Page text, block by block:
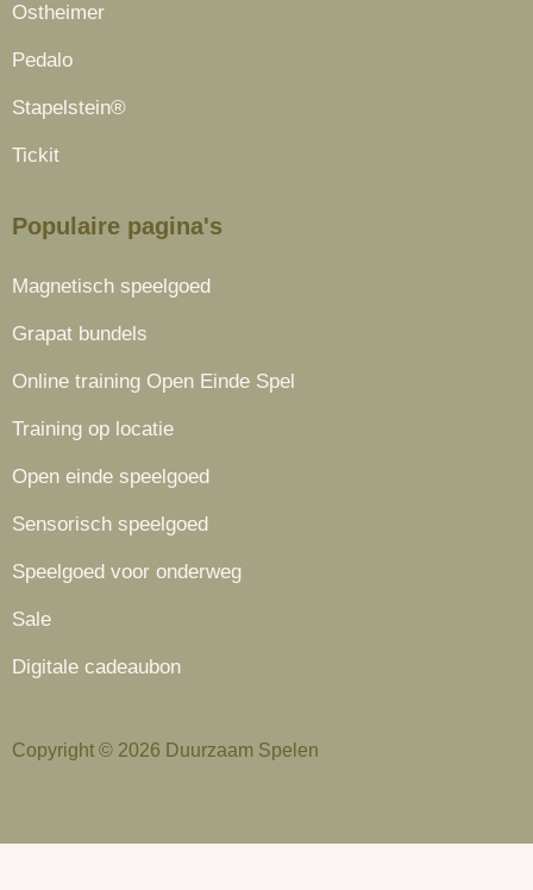
Ostheimer
Pedalo
Stapelstein®
Tickit
Populaire pagina's
Magnetisch speelgoed
Grapat bundels
Online training Open Einde Spel
Training op locatie
Open einde speelgoed
Sensorisch speelgoed
Speelgoed voor onderweg
Sale
Digitale cadeaubon
Copyright © 2026 Duurzaam Spelen